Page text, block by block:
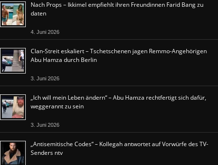
Nach Props – Ikkimel empfiehlt ihren Freundinnen Farid Bang zu
daten
4. Juni 2026
Clan-Streit eskaliert – Tschetschenen jagen Remmo-Angehörigen
Abu Hamza durch Berlin
3. Juni 2026
„Ich will mein Leben ändern“ – Abu Hamza rechtfertigt sich dafür,
weggerannt zu sein
3. Juni 2026
„Antisemitische Codes“ – Kollegah antwortet auf Vorwürfe des TV-
Senders ntv